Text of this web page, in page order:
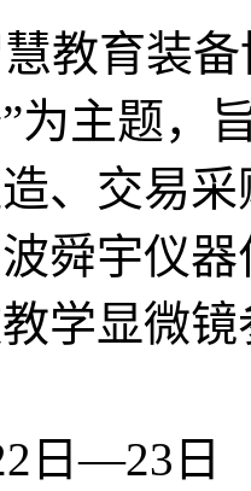
教育装
为主题，
、交易
舜宇仪
学显微
5